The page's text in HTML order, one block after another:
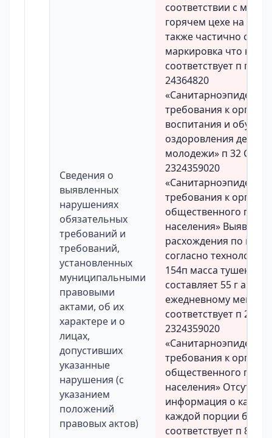
Сведения о
выявленных
нарушениях
обязательных
требований и
требований,
установленных
муниципальными
правовыми
актами, об их
характере и о
лицах,
допустивших
указанные
нарушения (с
указанием
положений
правовых актов)
соответствии с
горячем цехе на
также частично
маркировка что не
соответствует п п
24364820
требования к
воспитания и
оздоровления детей и
молодежи» п 32
2324359020
требования к
общественного
населения» Выявлены
расхождения по
согласно
154п масса тушеной
составляет 55 г а
ежедневному меню
соответствует п 28
2324359020
требования к
общественного
населения»
информация о
каждой порции блюд
соответствует п 817